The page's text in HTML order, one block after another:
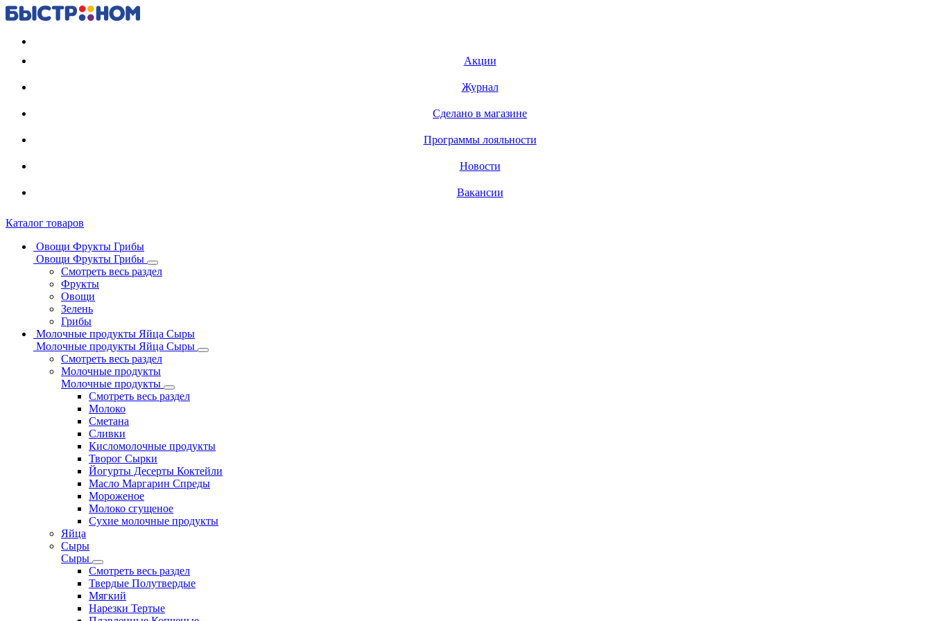
Акции
Журнал
Сделано в магазине
Программы лояльности
Новости
Вакансии
Каталог товаров
Овощи Фрукты Грибы
Овощи Фрукты Грибы
Смотреть весь раздел
Фрукты
Овощи
Зелень
Грибы
Молочные продукты Яйца Сыры
Молочные продукты Яйца Сыры
Смотреть весь раздел
Молочные продукты
Молочные продукты
Смотреть весь раздел
Молоко
Сметана
Сливки
Кисломолочные продукты
Творог Сырки
Йогурты Десерты Коктейли
Масло Маргарин Спреды
Мороженое
Молоко сгущеное
Сухие молочные продукты
Яйца
Сыры
Сыры
Смотреть весь раздел
Твердые Полутвердые
Мягкий
Нарезки Тертые